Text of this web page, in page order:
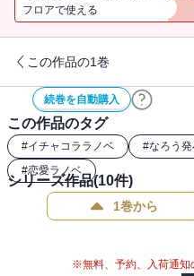
あるようで・・・・・・？「小
フロアで使える
この作品の1巻
続巻を自動購入
この作品のタグ
#イチャコララノベ #なろう
#恋愛ラノベ
シリーズ作品(10件)
1巻から
※無料、予約、入荷通知